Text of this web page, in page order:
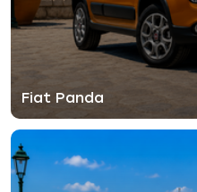
Fiat Panda